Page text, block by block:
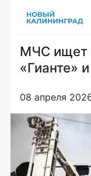
МЧС ищет
«Гианте»
08 апреля